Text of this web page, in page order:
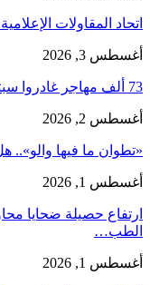
اتحاد المقاولات
أغسطس 3, 2026
73 ألف مهاجر غادروا سبتة إلى المغرب وعدد القتلى يرتفع لـ71
أغسطس 2, 2026
«تطوان ما فيها والو»..
أغسطس 1, 2026
الطب…
أغسطس 1, 2026